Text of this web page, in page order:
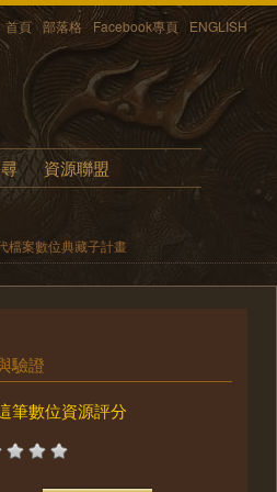
首頁 部落格 Facebook專頁 ENGLISH
資源聯盟
檔案數位典藏子計畫
驗證
筆數位資源評分